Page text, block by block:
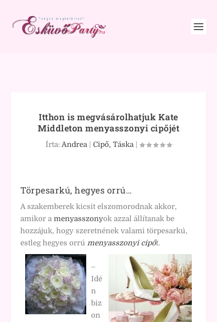
Itthon is megvásárolhatjuk Kate
Middleton menyasszonyi cipőjét
Írta: Andrea | Cipő, Táska |
Törpesarkú, hegyes orrú…
A szakemberek kicsit elszomorodnak akkor,
amikor amenyasszonyok azzal állítanak be
hozzájuk, hogy szeretnének valami törpesarkú,
estleg hegyes orrúmenyasszonyi cipőt.
–
Idé
n
biz
on